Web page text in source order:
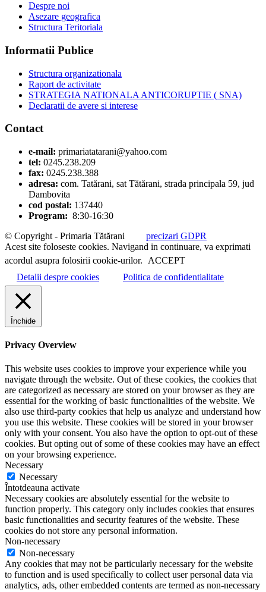
Despre noi
Asezare geografica
Structura Teritoriala
Informatii Publice
Structura organizationala
Raport de activitate
STRATEGIA NATIONALA ANTICORUPTIE ( SNA)
Declaratii de avere si interese
Contact
e-mail: primariatatarani@yahoo.com
tel: 0245.238.209
fax: 0245.238.388
adresa: com. Tatărani, sat Tătărani, strada principala 59, jud
Dambovita
cod postal: 137440
Program: 8:30-16:30
© Copyright - Primaria Tătărani precizari GDPR
Acest site foloseste cookies. Navigand in continuare, va exprimati
acordul asupra folosirii cookie-urilor.
ACCEPT
Detalii despre cookies
Politica de confidentialitate
Închide
Privacy Overview
This website uses cookies to improve your experience while you
navigate through the website. Out of these cookies, the cookies that
are categorized as necessary are stored on your browser as they are
essential for the working of basic functionalities of the website. We
also use third-party cookies that help us analyze and understand how
you use this website. These cookies will be stored in your browser
only with your consent. You also have the option to opt-out of these
cookies. But opting out of some of these cookies may have an effect
on your browsing experience.
Necessary
Necessary
Întotdeauna activate
Necessary cookies are absolutely essential for the website to
function properly. This category only includes cookies that ensures
basic functionalities and security features of the website. These
cookies do not store any personal information.
Non-necessary
Non-necessary
Any cookies that may not be particularly necessary for the website
to function and is used specifically to collect user personal data via
analytics, ads, other embedded contents are termed as non-necessary